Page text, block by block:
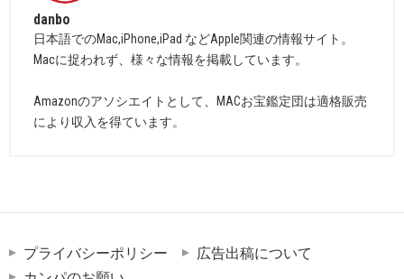
danbo
日本語でのMac,iPhone,iPad などApple関連の情報サイト。
Macに捉われず、様々な情報を掲載しています。
Amazonのアソシエイトとして、MACお宝鑑定団は適格販売
により収入を得ています。
プライバシーポリシー
広告出稿について